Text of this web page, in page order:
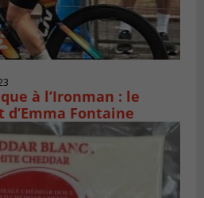
à l’Ironman : le
Fontaine